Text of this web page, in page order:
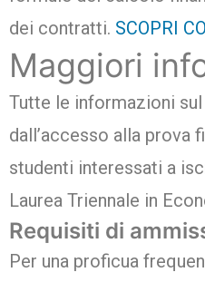
dei contratti. SCOPRI
Maggiori
Tutte le informazioni
dall’accesso alla prova
studenti interessati a
Laurea Triennale in
Requisiti di
Per una proficua